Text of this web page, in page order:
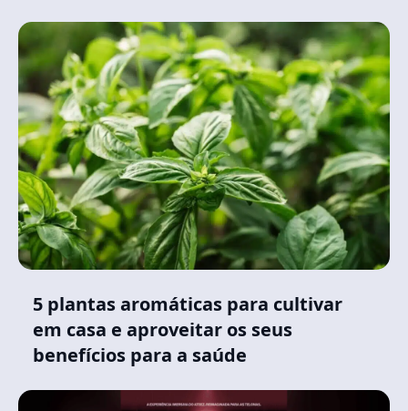
5 plantas aromáticas para cultivar
em casa e aproveitar os seus
benefícios para a saúde